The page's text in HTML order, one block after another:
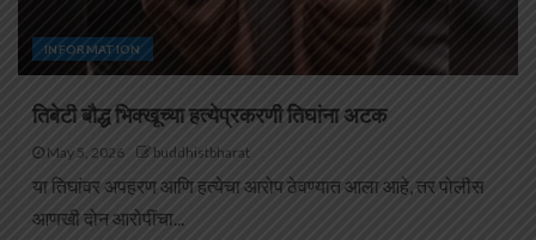
INFORMATION
तिबेटी बौद्ध भिक्खूच्या हत्येप्रकरणी तिघांना अटक
May 5, 2026 buddhistbharat
या तिघांवर अपहरण आणि हत्येचा आरोप ठेवण्यात आला आहे, तर पोलीस
आणखी दोन आरोपींचा...